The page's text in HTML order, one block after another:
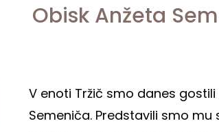
Obisk Anžeta
V enoti Tržič smo danes
Semeniča. Predstavili smo